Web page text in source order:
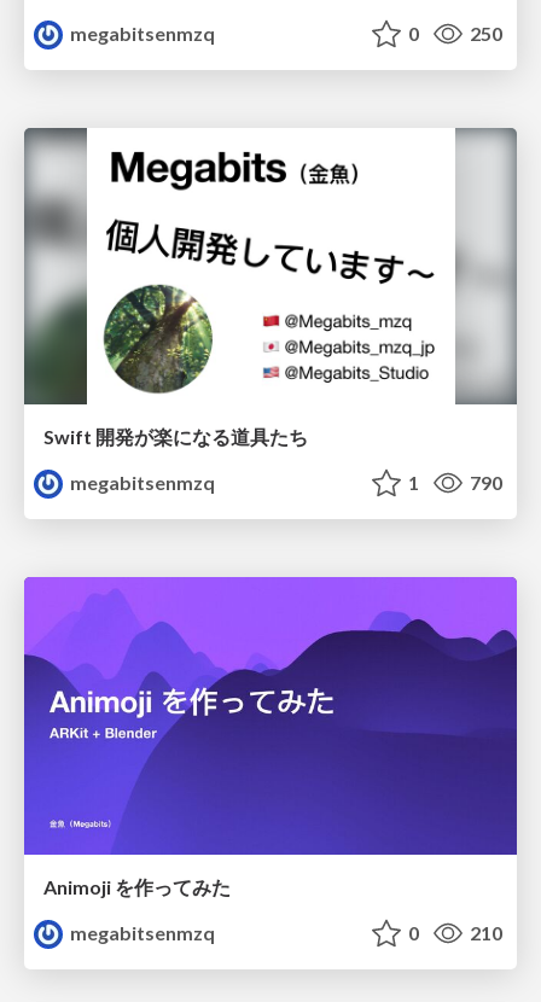
megabitsenmzq
0 250
Swift 開発が楽になる道具たち
megabitsenmzq
1 790
Animoji を作ってみた
megabitsenmzq
0 210